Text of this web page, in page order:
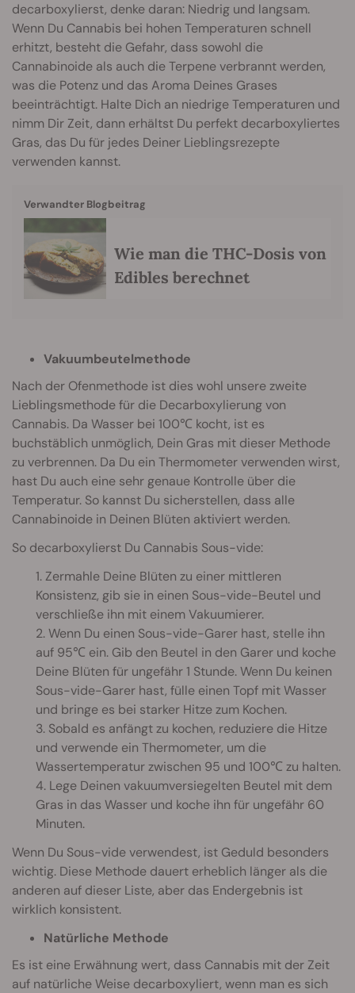
decarboxylierst, denke daran: Niedrig und langsam.
Wenn Du Cannabis bei hohen Temperaturen schnell
erhitzt, besteht die Gefahr, dass sowohl die
Cannabinoide als auch die Terpene verbrannt werden,
was die Potenz und das Aroma Deines Grases
beeinträchtigt. Halte Dich an niedrige Temperaturen und
nimm Dir Zeit, dann erhältst Du perfekt decarboxyliertes
Gras, das Du für jedes Deiner Lieblingsrezepte
verwenden kannst.
Verwandter Blogbeitrag
Wie man die THC-Dosis von
Edibles berechnet
Vakuumbeutelmethode
Nach der Ofenmethode ist dies wohl unsere zweite
Lieblingsmethode für die Decarboxylierung von
Cannabis. Da Wasser bei 100℃ kocht, ist es
buchstäblich unmöglich, Dein Gras mit dieser Methode
zu verbrennen. Da Du ein Thermometer verwenden wirst,
hast Du auch eine sehr genaue Kontrolle über die
Temperatur. So kannst Du sicherstellen, dass alle
Cannabinoide in Deinen Blüten aktiviert werden.
So decarboxylierst Du Cannabis Sous-vide:
1. Zermahle Deine Blüten zu einer mittleren
Konsistenz, gib sie in einen Sous-vide-Beutel und
verschließe ihn mit einem Vakuumierer.
2. Wenn Du einen Sous-vide-Garer hast, stelle ihn
auf 95℃ ein. Gib den Beutel in den Garer und koche
Deine Blüten für ungefähr 1 Stunde. Wenn Du keinen
Sous-vide-Garer hast, fülle einen Topf mit Wasser
und bringe es bei starker Hitze zum Kochen.
3. Sobald es anfängt zu kochen, reduziere die Hitze
und verwende ein Thermometer, um die
Wassertemperatur zwischen 95 und 100℃ zu halten.
4. Lege Deinen vakuumversiegelten Beutel mit dem
Gras in das Wasser und koche ihn für ungefähr 60
Minuten.
Wenn Du Sous-vide verwendest, ist Geduld besonders
wichtig. Diese Methode dauert erheblich länger als die
anderen auf dieser Liste, aber das Endergebnis ist
wirklich konsistent.
Natürliche Methode
Es ist eine Erwähnung wert, dass Cannabis mit der Zeit
auf natürliche Weise decarboxyliert, wenn man es sich